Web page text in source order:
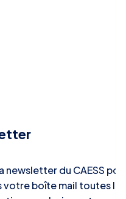
newsletter du CAESS
boîte mail toutes les